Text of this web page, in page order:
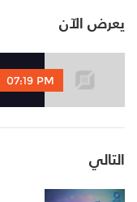
يعرض الآن
07:19 PM
التالي